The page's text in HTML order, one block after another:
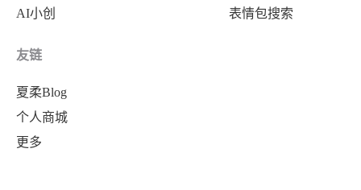
AI小创
表情包搜索
友链
夏柔Blog
个人商城
更多